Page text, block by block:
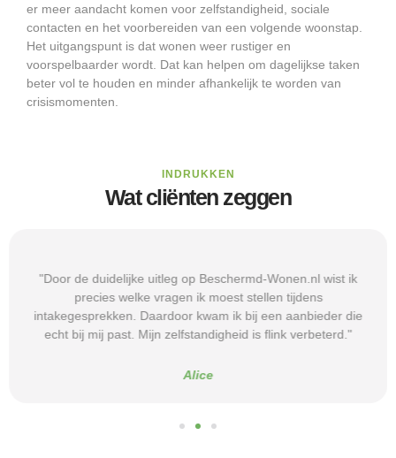
er meer aandacht komen voor zelfstandigheid, sociale
contacten en het voorbereiden van een volgende woonstap.
Het uitgangspunt is dat wonen weer rustiger en
voorspelbaarder wordt. Dat kan helpen om dagelijkse taken
beter vol te houden en minder afhankelijk te worden van
crisismomenten.
INDRUKKEN
Wat cliënten zeggen
"Door de duidelijke uitleg op Beschermd-Wonen.nl wist ik
precies welke vragen ik moest stellen tijdens
intakegesprekken. Daardoor kwam ik bij een aanbieder die
echt bij mij past. Mijn zelfstandigheid is flink verbeterd."
Alice